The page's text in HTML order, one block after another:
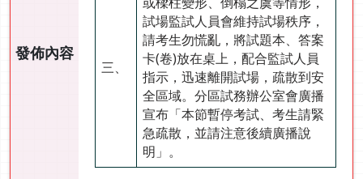
發佈內容
三、
試場監試人員會維持試場秩序，
請考生勿慌亂，將試題本、答案
卡(卷)放在桌上，配合監試人員
指示，迅速離開試場，疏散到安
全區域。分區試務辦公室會廣播
宣布「本節暫停考試、考生請緊
急疏散，並請注意後續廣播說
明」。